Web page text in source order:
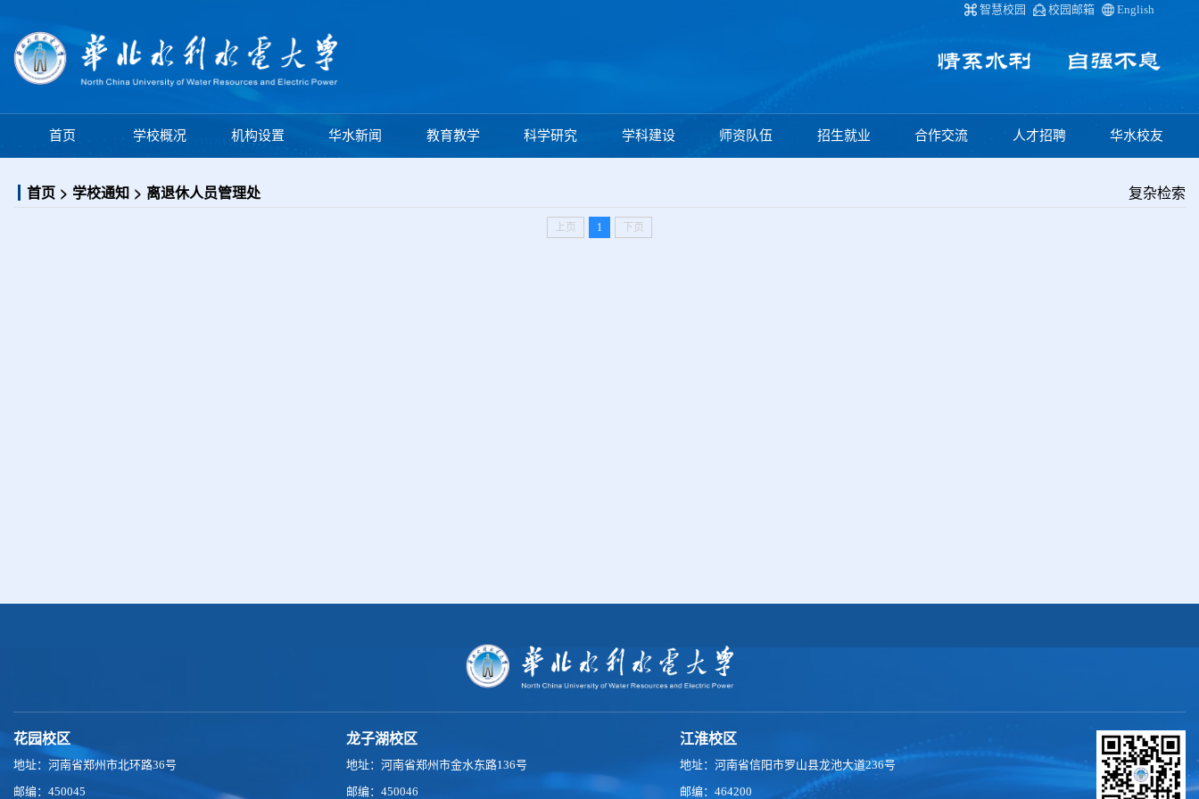
智慧校园 校园邮箱 English
首页 学校概况 机构设置 华水新闻 教育教学 科学研究 学科建设 师资队伍 招生就业 合作交流 人才招聘 华水校友
首页 学校通知 离退休人员管理处 复杂检索
上页 1 下页
花园校区
地址：河南省郑州市北环路36号
邮编：450045
龙子湖校区
地址：河南省郑州市金水东路136号
邮编：450046
江淮校区
地址：河南省信阳市罗山县龙池大道236号
邮编：464200